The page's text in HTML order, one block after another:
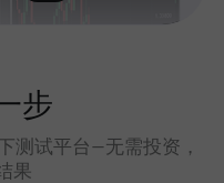
步
测试平台—无需投资，
果